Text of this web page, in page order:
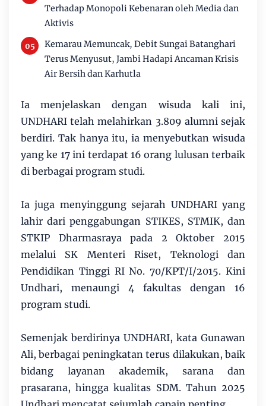
Terhadap Monopoli Kebenaran oleh Media dan
Aktivis
Kemarau Memuncak, Debit Sungai Batanghari
Terus Menyusut, Jambi Hadapi Ancaman Krisis
Air Bersih dan Karhutla
Ia menjelaskan dengan wisuda kali ini,
UNDHARI te­lah melahirkan 3.809 alum­­ni sejak
berdiri. Tak hanya itu, ia menyebutkan wisuda
yang ke 17 ini terdapat 16 orang lulusan terbaik
di berbagai program studi.
Ia juga menyinggung sejarah UNDHARI yang
lahir dari penggabungan STIKES, STMIK, dan
STKIP Dharmasraya pada 2 Oktober 2015
melalui SK Menteri Riset, Teknologi dan
Pendidikan Tinggi RI No. 70/KPT/I/2015. Kini
Undhari, menaungi 4 fakultas dengan 16
program studi.
Semenjak berdirinya UNDHARI, kata Gunawan
Ali, berbagai peningkatan terus dilakukan, baik
bidang layanan akademik, sarana dan
prasarana, hingga kualitas SDM. Ta­hun 2025